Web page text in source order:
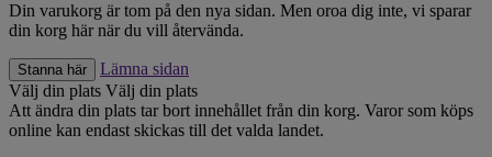
Din varukorg är tom på den nya sidan. Men oroa dig inte, vi sparar
din korg här när du vill återvända.
Stanna här
Lämna sidan
Välj din plats Välj din plats
Att ändra din plats tar bort innehållet från din korg. Varor som köps
online kan endast skickas till det valda landet.